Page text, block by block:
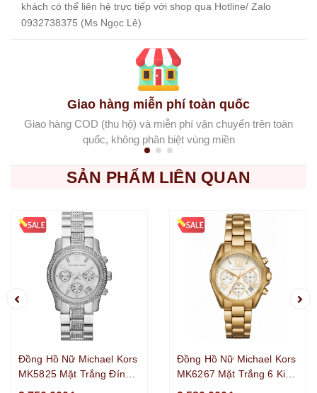
khách có thể liên hệ trực tiếp với shop qua Hotline/ Zalo
0932738375 (Ms Ngọc Lê)
Giao hàng miễn phí toàn quốc
Giao hàng COD (thu hộ) và miễn phí vận chuyển trên toàn
quốc, không phân biệt vùng miền
SẢN PHẨM LIÊN QUAN
Đồng Hồ Nữ Michael Kors
MK5825 Mặt Trắng Đính
Đồng Hồ Nữ Michael Kors
MK6267 Mặt Trắng 6 Kim